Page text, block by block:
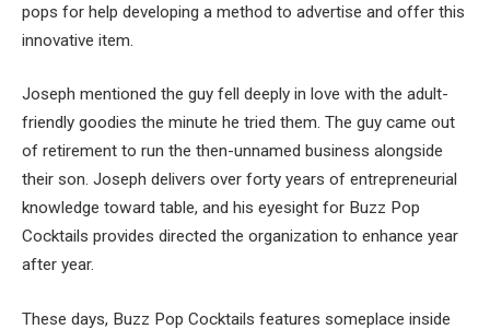
pops for help developing a method to advertise and offer this
innovative item.
Joseph mentioned the guy fell deeply in love with the adult-
friendly goodies the minute he tried them. The guy came out
of retirement to run the then-unnamed business alongside
their son. Joseph delivers over forty years of entrepreneurial
knowledge toward table, and his eyesight for Buzz Pop
Cocktails provides directed the organization to enhance year
after year.
These days, Buzz Pop Cocktails features someplace inside